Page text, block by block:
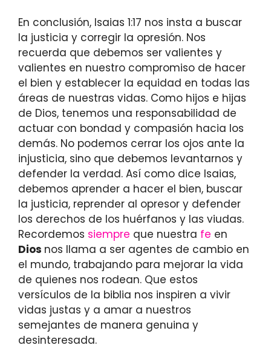
En conclusión, Isaias 1:17 nos insta a buscar
la justicia y corregir la opresión. Nos
recuerda que debemos ser valientes y
valientes en nuestro compromiso de hacer
el bien y establecer la equidad en todas las
áreas de nuestras vidas. Como hijos e hijas
de Dios, tenemos una responsabilidad de
actuar con bondad y compasión hacia los
demás. No podemos cerrar los ojos ante la
injusticia, sino que debemos levantarnos y
defender la verdad. Así como dice Isaias,
debemos aprender a hacer el bien, buscar
la justicia, reprender al opresor y defender
los derechos de los huérfanos y las viudas.
Recordemos siempre que nuestra fe en
Dios nos llama a ser agentes de cambio en
el mundo, trabajando para mejorar la vida
de quienes nos rodean. Que estos
versículos de la biblia nos inspiren a vivir
vidas justas y a amar a nuestros
semejantes de manera genuina y
desinteresada.